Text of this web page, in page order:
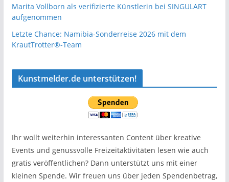
Marita Vollborn als verifizierte Künstlerin bei SINGULART
aufgenommen
Letzte Chance: Namibia-Sonderreise 2026 mit dem
KrautTrotter®-Team
Kunstmelder.de unterstützen!
Ihr wollt weiterhin interessanten Content über kreative
Events und genussvolle Freizeitaktivitäten lesen wie auch
gratis veröffentlichen? Dann unterstützt uns mit einer
kleinen Spende. Wir freuen uns über jeden Spendenbetrag,